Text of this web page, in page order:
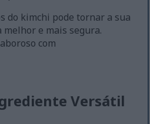
do kimchi pode tornar a sua
e mais segura.
com
Versátil